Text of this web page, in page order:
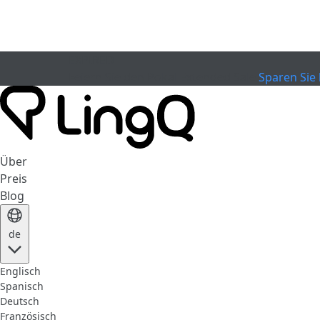
Sparen Sie
Über
Preis
Blog
de
Englisch
Spanisch
Deutsch
Französisch